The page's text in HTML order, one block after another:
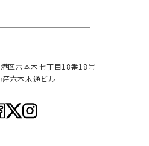
区六本木七丁目18番18号
六本木通ビル